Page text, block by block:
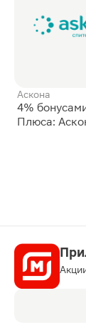
Аскона
4%
Плюса: